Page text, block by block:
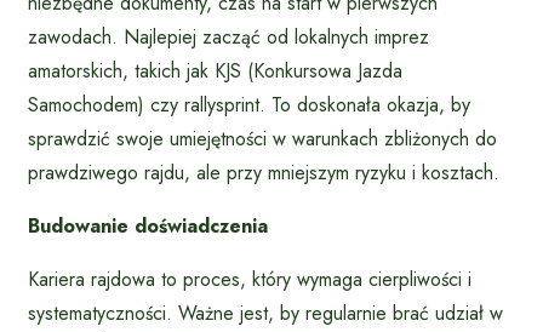
zawodach. Najlepiej zacząć od lokalnych imprez
amatorskich, takich jak KJS (Konkursowa Jazda
Samochodem) czy rallysprint. To doskonała okazja, by
sprawdzić swoje umiejętności w warunkach zbliżonych do
prawdziwego rajdu, ale przy mniejszym ryzyku i kosztach.
Budowanie doświadczenia
Kariera rajdowa to proces, który wymaga cierpliwości i
systematyczności. Ważne jest, by regularnie brać udział w